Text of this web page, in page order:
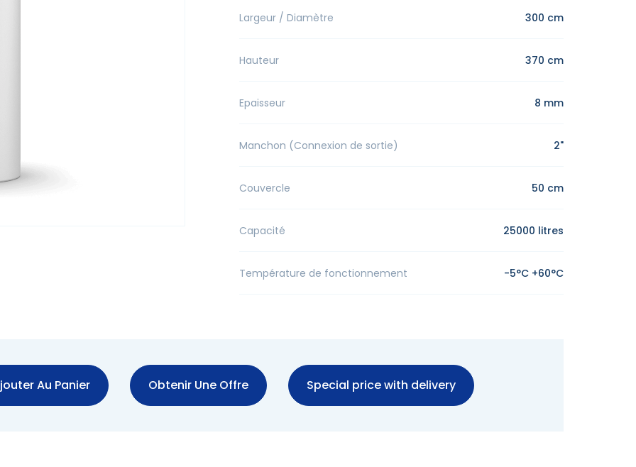
Largeur / Diamètre 300 cm
Hauteur 370 cm
Epaisseur 8 mm
Manchon (Connexion de sortie) 2"
Couvercle 50 cm
Capacité 25000 litres
Température de fonctionnement -5°C +60°C
Au Panier Obtenir Une Offre Special price with delivery